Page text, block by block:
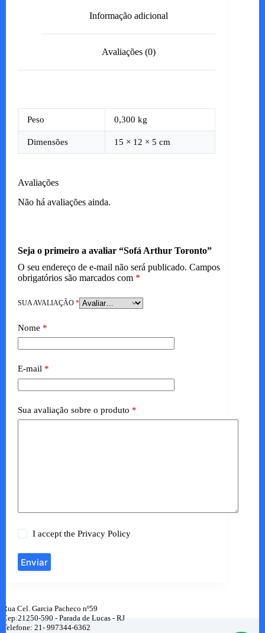
Informação adicional
Avaliações (0)
Peso 0,300 kg
Dimensões 15 × 12 × 5 cm
Avaliações
Não há avaliações ainda.
Seja o primeiro a avaliar “Sofá Arthur Toronto”
O seu endereço de e-mail não será publicado. Campos
obrigatórios são marcados com *
SUA AVALIAÇÃO *
Nome *
E-mail *
Sua avaliação sobre o produto *
I accept thePrivacy Policy
Enviar
Rua Cel. Garcia Pacheco nº59
Cep:21250-590 - Parada de Lucas - RJ
Telefone: 21- 997344-6362